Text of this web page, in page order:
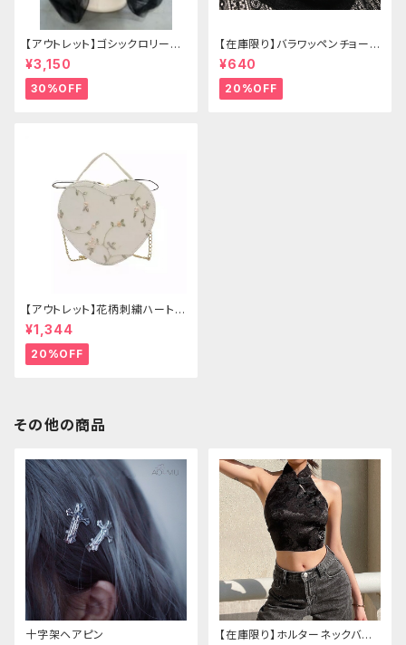
【アウトレット】ゴシックロリータ
ゴールドクラウン＆ホーン(ヴェ
ール付き)
¥3,150
30%OFF
【在庫限り】バラワッペンチョーカ
ー
¥640
20%OFF
【アウトレット】花柄刺繍ハートバ
ッグ
¥1,344
20%OFF
その他の商品
十字架ヘアピン
【在庫限り】ホルターネックバッ